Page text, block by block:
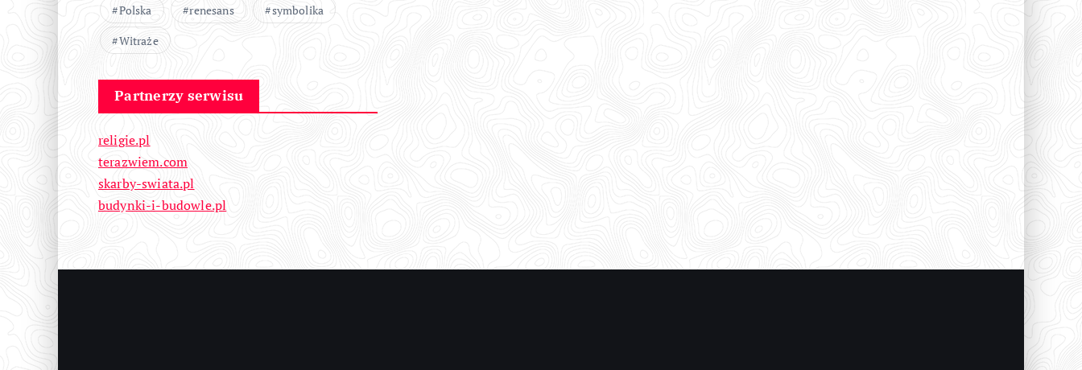
Polska
renesans
symbolika
Witraże
Partnerzy serwisu
religie.pl
terazwiem.com
skarby-swiata.pl
budynki-i-budowle.pl